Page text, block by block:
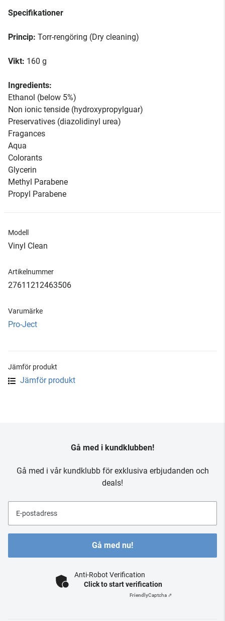
Specifikationer
Princip: Torr-rengöring (Dry cleaning)
Vikt: 160 g
Ingredients:
Ethanol (below 5%)
Non ionic tenside (hydroxypropylguar)
Preservatives (diazolidinyl urea)
Fragances
Aqua
Colorants
Glycerin
Methyl Parabene
Propyl Parabene
Modell
Vinyl Clean
Artikelnummer
27611212463506
Varumärke
Pro-Ject
Jämför produkt
Jämför produkt
Gå med i kundklubben!
Gå med i vår kundklubb för exklusiva erbjudanden och
deals!
E-postadress
Gå med nu!
Anti-Robot Verification
Click to start verification
FriendlyCaptcha ⇗